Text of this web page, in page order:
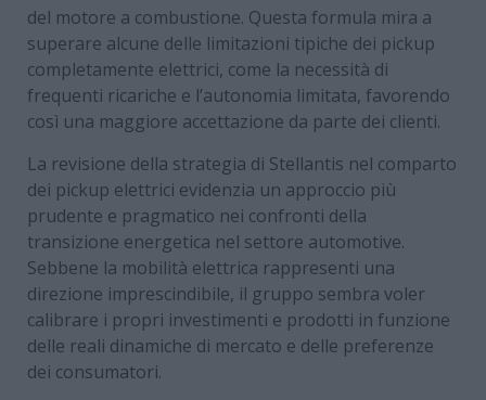
del motore a combustione. Questa formula mira a
superare alcune delle limitazioni tipiche dei pickup
completamente elettrici, come la necessità di
frequenti ricariche e l’autonomia limitata, favorendo
così una maggiore accettazione da parte dei clienti.
La revisione della strategia di Stellantis nel comparto
dei pickup elettrici evidenzia un approccio più
prudente e pragmatico nei confronti della
transizione energetica nel settore automotive.
Sebbene la mobilità elettrica rappresenti una
direzione imprescindibile, il gruppo sembra voler
calibrare i propri investimenti e prodotti in funzione
delle reali dinamiche di mercato e delle preferenze
dei consumatori.